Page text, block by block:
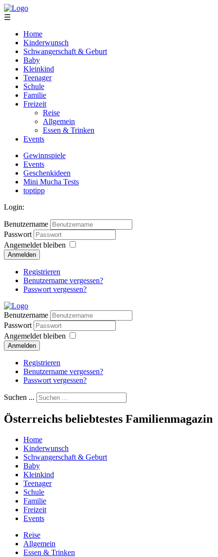
☰
Home
Kinderwunsch
Schwangerschaft & Geburt
Baby
Kleinkind
Teenager
Schule
Familie
Freizeit
Reise
Allgemein
Essen & Trinken
Events
Gewinnspiele
Events
Geschenkideen
Mini Mucha Tests
toptipp
Login:
Benutzername
Passwort
Angemeldet bleiben
Anmelden
Registrieren
Benutzername vergessen?
Passwort vergessen?
Benutzername
Passwort
Angemeldet bleiben
Anmelden
Registrieren
Benutzername vergessen?
Passwort vergessen?
Suchen ...
Österreichs beliebtestes Familienmagazin
Home
Kinderwunsch
Schwangerschaft & Geburt
Baby
Kleinkind
Teenager
Schule
Familie
Freizeit
Events
Reise
Allgemein
Essen & Trinken